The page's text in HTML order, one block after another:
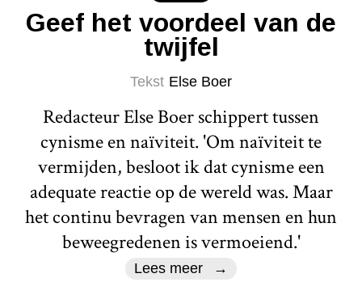
Geef het voordeel van de
twijfel
Tekst Else Boer
Redacteur Else Boer schippert tussen
cynisme en naïviteit. 'Om naïviteit te
vermijden, besloot ik dat cynisme een
adequate reactie op de wereld was. Maar
het continu bevragen van mensen en hun
beweegredenen is vermoeiend.'
Lees meer